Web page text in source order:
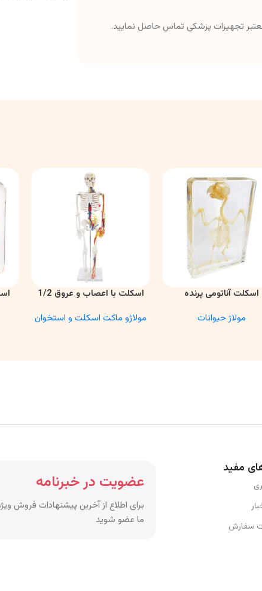
تجهیزات پزشکی تماس حاصل نمایید.
بیشتر
اسکلت آناتومی پرنده
مولاژ حیوانات
اطلاعات بیشتر
اسکلت با اعصاب و عروق 1/2
مولاژو ماکت اسکلت و استخوان
مفید
سفارش
عضویت در خبرنامه
برای اطلاع از آخرین پیشنهادات فروش
ما عضو شوید